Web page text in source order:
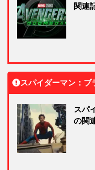
関連
スパイダーマン：ブ
スパ
の関